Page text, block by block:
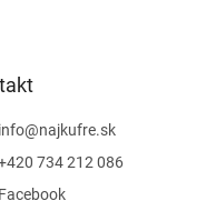
info@najkufre.sk
734 212 086
Facebook